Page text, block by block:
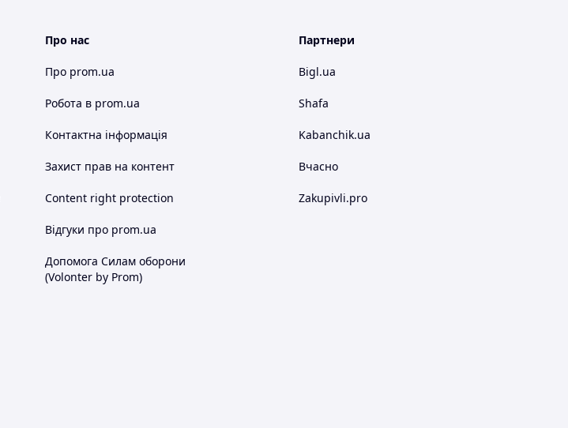
Про нас
Про prom.ua
Робота в prom.ua
Контактна інформація
Захист прав на контент
Content right protection
Відгуки про prom.ua
Допомога Силам оборони
(Volonter by Prom)
Партнери
Bigl.ua
Shafa
Kabanchik.ua
Вчасно
Zakupivli.pro